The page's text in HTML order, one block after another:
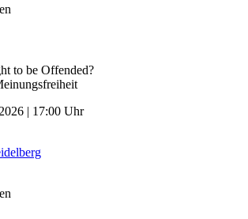
to be Offended?
| 17:00 Uhr